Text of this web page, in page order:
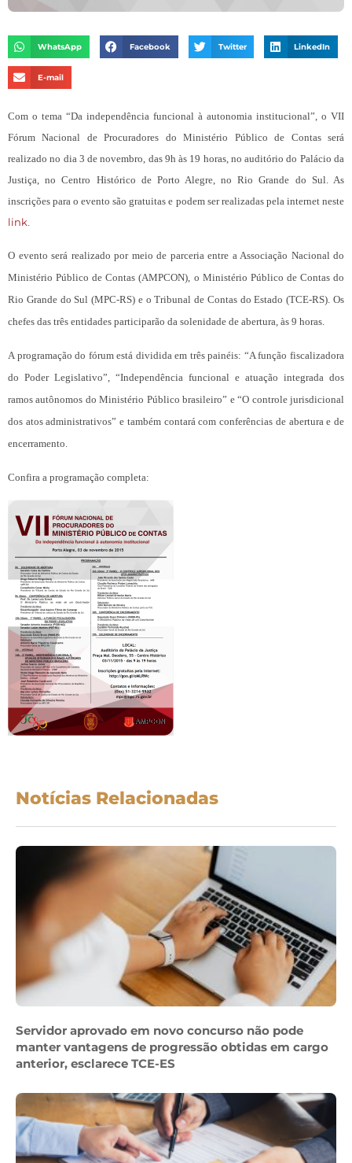
WhatsApp Facebook Twitter LinkedIn
E-mail
Com o tema “Da independência funcional à autonomia institucional”, o VII
Fórum Nacional de Procuradores do Ministério Público de Contas será
realizado no dia 3 de novembro, das 9h às 19 horas, no auditório do Palácio da
Justiça, no Centro Histórico de Porto Alegre, no Rio Grande do Sul. As
inscrições para o evento são gratuitas e podem ser realizadas pela internet neste
link.
O evento será realizado por meio de parceria entre a Associação Nacional do
Ministério Público de Contas (AMPCON), o Ministério Público de Contas do
Rio Grande do Sul (MPC-RS) e o Tribunal de Contas do Estado (TCE-RS). Os
chefes das três entidades participarão da solenidade de abertura, às 9 horas.
A programação do fórum está dividida em três painéis: “A função fiscalizadora
do Poder Legislativo”, “Independência funcional e atuação integrada dos
ramos autônomos do Ministério Público brasileiro” e “O controle jurisdicional
dos atos administrativos” e também contará com conferências de abertura e de
encerramento.
Confira a programação completa:
Notícias Relacionadas
Servidor aprovado em novo concurso não pode
manter vantagens de progressão obtidas em cargo
anterior, esclarece TCE-ES